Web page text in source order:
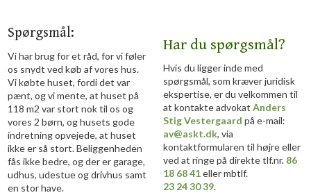
Spørgsmål:​
Vi har brug for et råd, for vi føler
os snydt ved køb af vores hus.
Vi købte huset, fordi det var
pænt, og vi mente, at huset på
118 m2 var stort nok til os og
vores 2 børn, og husets gode
indretning opvejede, at huset
ikke er så stort. Beliggenheden
fås ikke bedre, og der er garage,
udhus, udestue og drivhus samt
en stor have.
Har du spørgsmål?
Hvis du ligger inde med
spørgsmål, som kræver juridisk
ekspertise, er du velkommen til
at kontakte advokat Anders
Stig Vestergaard på e-mail:
av@askt.dk, via
kontaktformularen til højre eller
ved at ringe på direkte tlf.nr. 86
18 68 41eller mbtlf.
23 24 30 39.